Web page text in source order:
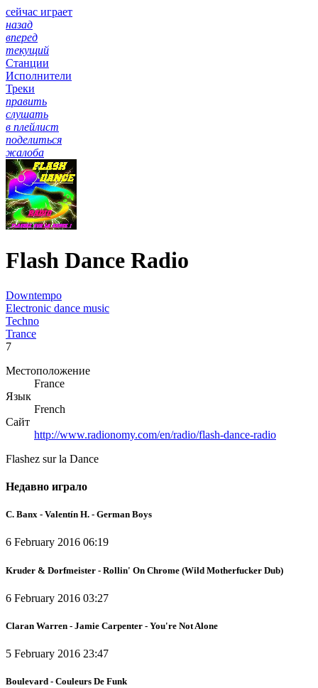
сейчас играет
назад
вперед
текущий
Станции
Исполнители
Треки
править
слушать
в плейлист
поделиться
жалоба
Flash Dance Radio
Downtempo
Electronic dance music
Techno
Trance
7
Местоположение
France
Язык
French
Сайт
http://www.radionomy.com/en/radio/flash-dance-radio
Flashez sur la Dance
Недавно играло
C. Banx - Valentín H. - German Boys
6 February 2016 06:19
Kruder & Dorfmeister - Rollin' On Chrome (Wild Motherfucker Dub)
6 February 2016 03:27
Claran Warren - Jamie Carpenter - You're Not Alone
5 February 2016 23:47
Boulevard - Couleurs De Funk